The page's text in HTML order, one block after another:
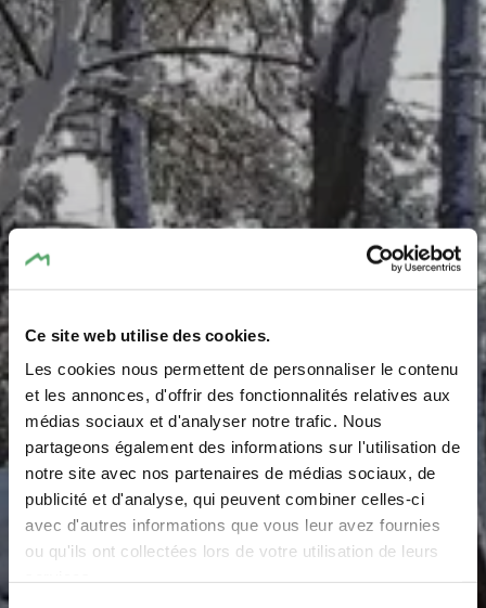
Ce site web utilise des cookies.
Les cookies nous permettent de personnaliser le contenu
et les annonces, d'offrir des fonctionnalités relatives aux
médias sociaux et d'analyser notre trafic. Nous
partageons également des informations sur l'utilisation de
notre site avec nos partenaires de médias sociaux, de
publicité et d'analyse, qui peuvent combiner celles-ci
avec d'autres informations que vous leur avez fournies
ou qu'ils ont collectées lors de votre utilisation de leurs
Wintercamping – ganz
nah an der Natur